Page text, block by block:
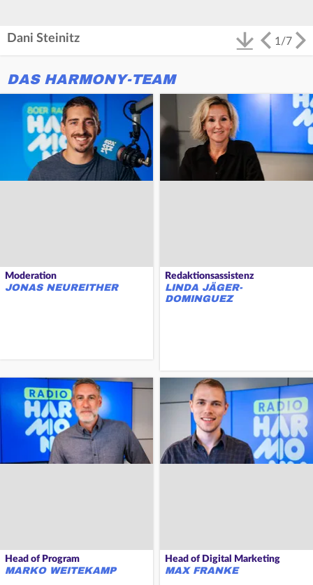
1 /7
Dani Steinitz
DAS HARMONY-TEAM
Moderation
JONAS NEUREITHER
Redaktionsassistenz
LINDA JÄGER-
DOMINGUEZ
Head of Program
MARKO WEITEKAMP
Head of Digital Marketing
MAX FRANKE